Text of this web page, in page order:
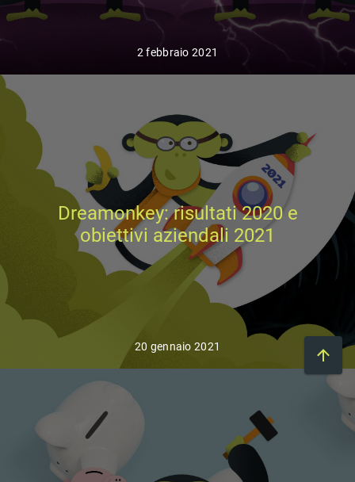
2 febbraio 2021
Dreamonkey: risultati 2020 e
obiettivi aziendali 2021
20 gennaio 2021